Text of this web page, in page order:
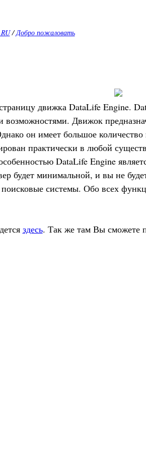
/Добро пожаловать
движка DataLife Engine.
Движок
он имеет большое количество
практически в любой
DataLife Engine
будет минимальной, и вы не
системы. Обо всех
здесь. Так же там Вы сможете